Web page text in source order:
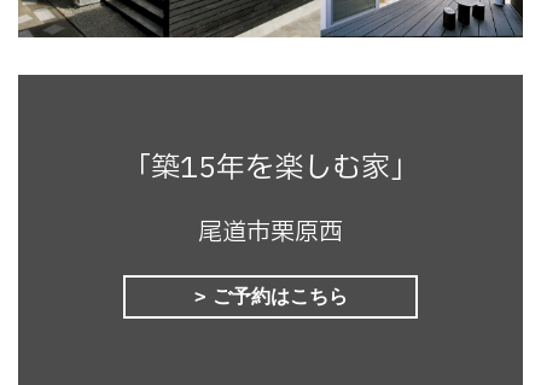
「築15年を楽しむ家」
尾道市栗原西
ご予約はこちら